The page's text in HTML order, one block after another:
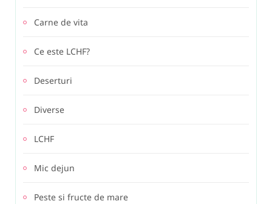
Carne de vita
Ce este LCHF?
Deserturi
Diverse
LCHF
Mic dejun
Peste si fructe de mare